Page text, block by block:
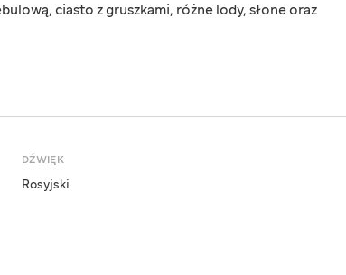
ciasto z gruszkami, różne lody, słone oraz
DŹWIĘK
Rosyjski